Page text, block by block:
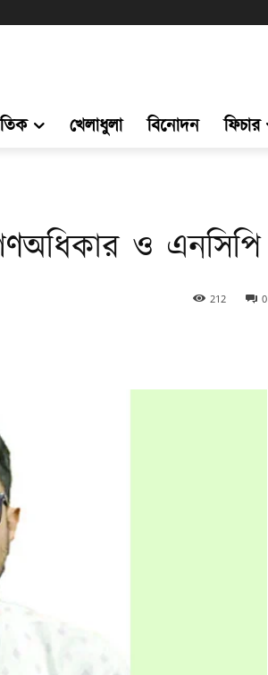
খেলাধুলা বিনোদন ফিচার
ও এনসিপি
0
212